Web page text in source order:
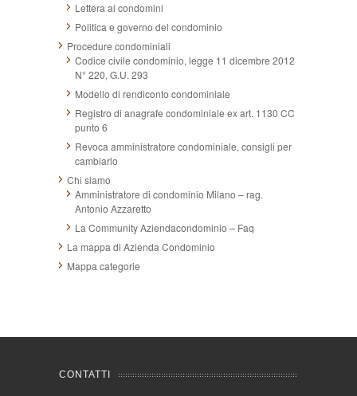
Lettera ai condomini
Politica e governo del condominio
Procedure condominiali
Codice civile condominio, legge 11 dicembre 2012
N° 220, G.U. 293
Modello di rendiconto condominiale
Registro di anagrafe condominiale ex art. 1130 CC
punto 6
Revoca amministratore condominiale, consigli per
cambiarlo
Chi siamo
Amministratore di condominio Milano – rag.
Antonio Azzaretto
La Community Aziendacondominio – Faq
La mappa di Azienda Condominio
Mappa categorie
CONTATTI